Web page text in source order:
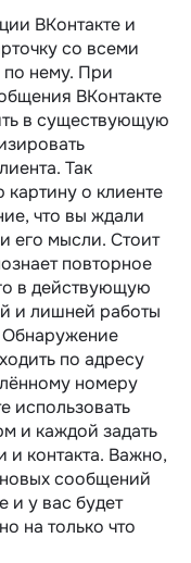
ВКонтакте и
со всеми
по нему. При
ВКонтакте
в существующую
Так
о клиенте
что вы ждали
его мысли. Стоит
повторное
в действующую
и лишней работы
Обнаружение
по адресу
номеру
использовать
и каждой задать
и контакта. Важно,
сообщений
и у вас будет
на только что